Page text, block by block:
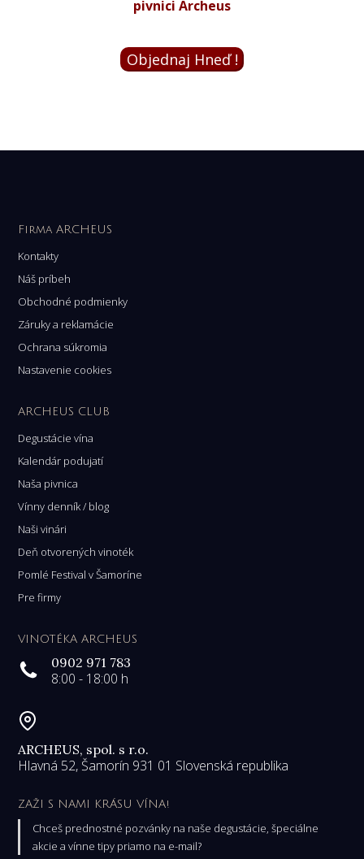
pivnici Archeus
Objednaj Hneď !
Firma ARCHEUS
Kontakty
Náš príbeh
Obchodné podmienky
Záruky a reklamácie
Ochrana súkromia
Nastavenie cookies
ARCHEUS CLUB
Degustácie vína
Kalendár podujatí
Naša pivnica
Vínny denník / blog
Naši vinári
Deň otvorených vinoték
Pomlé Festival v Šamoríne
Pre firmy
VINOTÉKA ARCHEUS
0902 971 783
8:00 - 18:00 h
ARCHEUS, spol. s r.o.
Hlavná 52, Šamorín 931 01 Slovenská republika
ZAŽI S NAMI KRÁSU VÍNA!
Chceš prednostné pozvánky na naše degustácie, špeciálne
akcie a vínne tipy priamo na e-mail?